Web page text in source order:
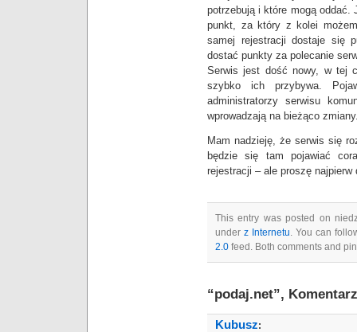
potrzebują i które mogą oddać.
punkt, za który z kolei
samej rejestracji dostaje się
dostać punkty za polecanie
Serwis jest dość nowy, w tej
szybko ich przybywa.
administratorzy serwisu
wprowadzają na bieżąco
Mam nadzieję, że serwis się
będzie się tam pojawiać
rejestracji – ale proszę
This entry was posted on
under z Internetu. You can
2.0 feed. Both comments and
“podaj.net”,
Kubusz: